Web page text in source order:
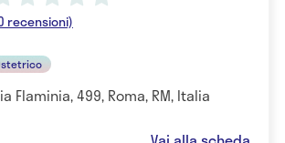
recensioni)
Flaminia, 499, Roma, RM, Italia